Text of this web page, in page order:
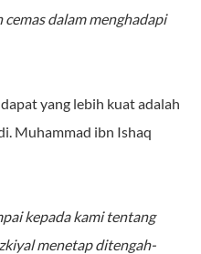
dalam menghadapi
yang lebih kuat adalah
Muhammad ibn Ishaq
kepada kami tentang
menetap ditengah-